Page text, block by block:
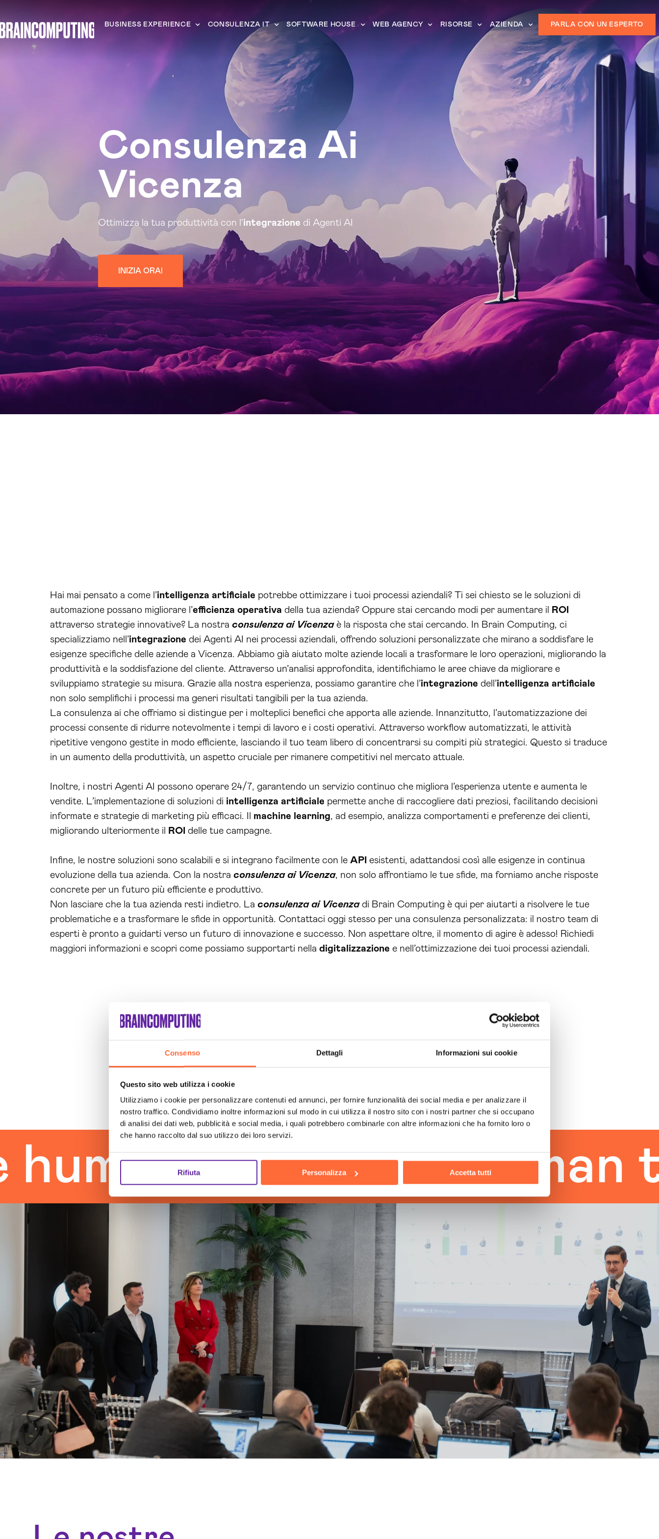
Consenso Dettagli Informazioni sui cookie
Questo sito web utilizza i cookie
Utilizziamo i cookie per personalizzare contenuti ed annunci, per fornire funzionalità dei social media e per analizzare il
nostro traffico. Condividiamo inoltre informazioni sul modo in cui utilizza il nostro sito con i nostri partner che si occupano
di analisi dei dati web, pubblicità e social media, i quali potrebbero combinarle con altre informazioni che ha fornito loro o
che hanno raccolto dal suo utilizzo dei loro servizi.
Rifiuta Personalizza Accetta tutti
BUSINESS EXPERIENCE CONSULENZA IT SOFTWARE HOUSE WEB AGENCY RISORSE AZIENDA PARLA CON UN ESPERTO
Consulenza Ai
Vicenza
Ottimizza la tua produttività con l'integrazione di Agenti AI
INIZIA ORA!
Hai mai pensato a come l’intelligenza artificiale potrebbe ottimizzare i tuoi processi aziendali? Ti sei chiesto se le soluzioni di
automazione possano migliorare l’efficienza operativa della tua azienda? Oppure stai cercando modi per aumentare il
ROI
attraverso strategie innovative? La nostra consulenza ai Vicenzaè la risposta che stai cercando. In Brain Computing, ci
specializziamo nell’integrazione dei Agenti AI nei processi aziendali, offrendo soluzioni personalizzate che mirano a soddisfare le
esigenze specifiche delle aziende a Vicenza. Abbiamo già aiutato molte aziende locali a trasformare le loro operazioni, migliorando la
produttività e la soddisfazione del cliente. Attraverso un’analisi approfondita, identifichiamo le aree chiave da migliorare e
sviluppiamo strategie su misura. Grazie alla nostra esperienza, possiamo garantire che l’integrazione dell’intelligenza artificiale
non solo semplifichi i processi ma generi risultati tangibili per la tua azienda.
La consulenza ai che offriamo si distingue per i molteplici benefici che apporta alle aziende. Innanzitutto, l’automatizzazione dei
processi consente di ridurre notevolmente i tempi di lavoro e i costi operativi. Attraverso workflow automatizzati, le attività
ripetitive vengono gestite in modo efficiente, lasciando il tuo team libero di concentrarsi su compiti più strategici. Questo si traduce
in un aumento della produttività, un aspetto cruciale per rimanere competitivi nel mercato attuale.
Inoltre, i nostri Agenti AI possono operare 24/7, garantendo un servizio continuo che migliora l’esperienza utente e aumenta le
vendite. L’implementazione di soluzioni di intelligenza artificiale permette anche di raccogliere dati preziosi, facilitando decisioni
informate e strategie di marketing più efficaci. Il machine learning, ad esempio, analizza comportamenti e preferenze dei clienti,
migliorando ulteriormente il
ROI delle tue campagne.
Infine, le nostre soluzioni sono scalabili e si integrano facilmente con le API esistenti, adattandosi così alle esigenze in continua
evoluzione della tua azienda. Con la nostra consulenza ai Vicenza, non solo affrontiamo le tue sfide, ma forniamo anche risposte
concrete per un futuro più efficiente e produttivo.
Non lasciare che la tua azienda resti indietro. La consulenza ai Vicenzadi Brain Computing è qui per aiutarti a risolvere le tue
problematiche e a trasformare le sfide in opportunità. Contattaci oggi stesso per una consulenza personalizzata: il nostro team di
esperti è pronto a guidarti verso un futuro di innovazione e successo. Non aspettare oltre, il momento di agire è adesso! Richiedi
maggiori informazioni e scopri come possiamo supportarti nella digitalizzazione e nell’ottimizzazione dei tuoi processi aziendali.
touch the human